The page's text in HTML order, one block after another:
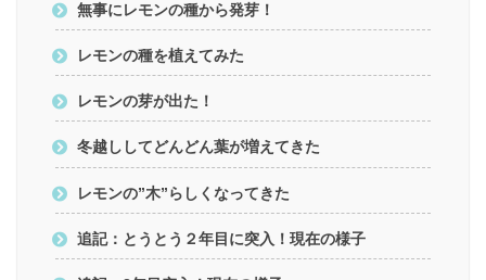
無事にレモンの種から発芽！
レモンの種を植えてみた
レモンの芽が出た！
冬越ししてどんどん葉が増えてきた
レモンの”木”らしくなってきた
追記：とうとう２年目に突入！現在の様子